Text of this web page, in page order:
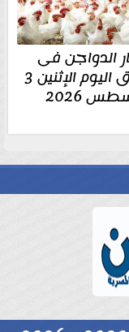
الدواجن فى
الأسواق اليوم الإثنين 3
2026